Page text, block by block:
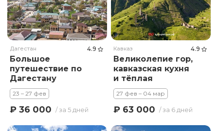
Дагестан 4.9
Большое
путешествие по
Дагестану
23 – 27 фев
₽ 36 000 / за 5 дней
Кавказ 4.9
Великолепие гор,
кавказская кухня
и тёплая
компания
27 фев – 04 мар
₽ 63 000 / за 6 дней